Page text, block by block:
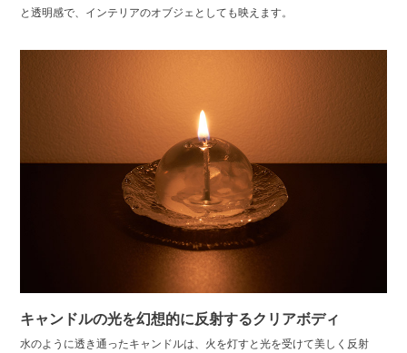
と透明感で、インテリアのオブジェとしても映えます。
キャンドルの光を幻想的に反射するクリアボディ
水のように透き通ったキャンドルは、火を灯すと光を受けて美しく反射